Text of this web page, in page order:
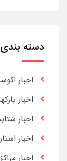
دسته
اخبار
اخبار
اخبار
اخبار
اخبار